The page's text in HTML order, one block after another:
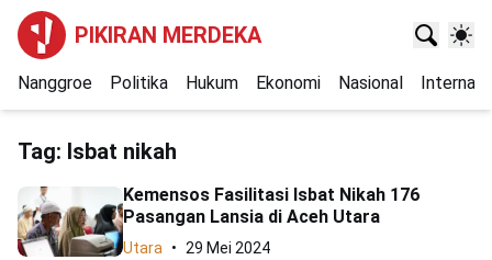
PIKIRAN MERDEKA
Nanggroe Politika Hukum Ekonomi Nasional
Tag: Isbat nikah
Kemensos Fasilitasi Isbat Nikah 176
Pasangan Lansia di Aceh Utara
Utara 29 Mei 2024